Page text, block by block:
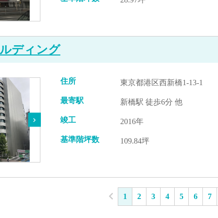
ディング
住所 東京都港区西新橋1-13-1
最寄駅 新橋駅 徒歩6分 他
竣工 2016年
基準階坪数 109.84坪
1 2 3 4 5 6 7